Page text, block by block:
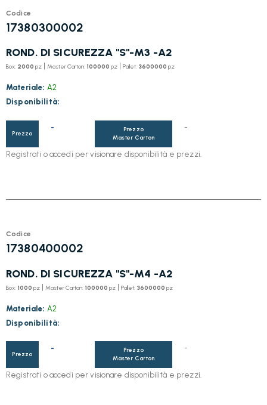
Codice
17380300002
ROND. DI SICUREZZA "S"-M3 -A2
Box: 2000 pz Master Carton: 100000 pz Pallet: 3600000 pz
Materiale: A2
Disponibilità:
Prezzo
-
Prezzo
Master Carton
-
Registrati o accedi per visionare disponibilità e prezzi.
Codice
17380400002
ROND. DI SICUREZZA "S"-M4 -A2
Box: 1000 pz Master Carton: 100000 pz Pallet: 3600000 pz
Materiale: A2
Disponibilità:
Prezzo
-
Prezzo
Master Carton
-
Registrati o accedi per visionare disponibilità e prezzi.